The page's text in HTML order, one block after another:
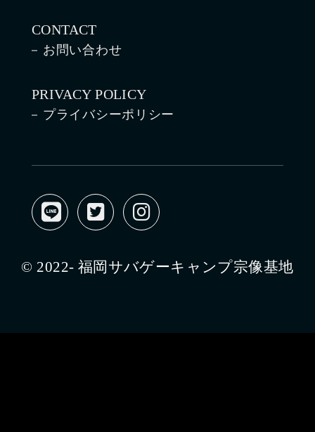
CONTACT
お問い合わせ
PRIVACY POLICY
プライバシーポリシー
© 2022- 福岡サバゲーキャンプ宗像基地